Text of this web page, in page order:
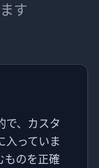
す
で、カスタ
入っていま
ものを正確